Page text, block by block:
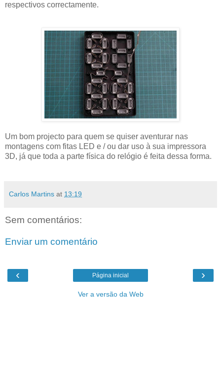
respectivos correctamente.
Um bom projecto para quem se quiser aventurar nas
montagens com fitas LED e / ou dar uso à sua impressora
3D, já que toda a parte física do relógio é feita dessa forma.
Carlos Martins at 13:19
Sem comentários:
Enviar um comentário
‹ ›
Página inicial
Ver a versão da Web